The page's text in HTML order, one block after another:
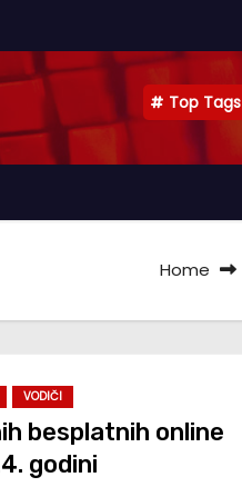
Top Tags
Home
VODIČI
besplatnih online
godini